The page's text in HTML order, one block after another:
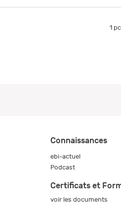
1
Connaissances
ebi-actuel
Podcast
Certificats et
voir les documents